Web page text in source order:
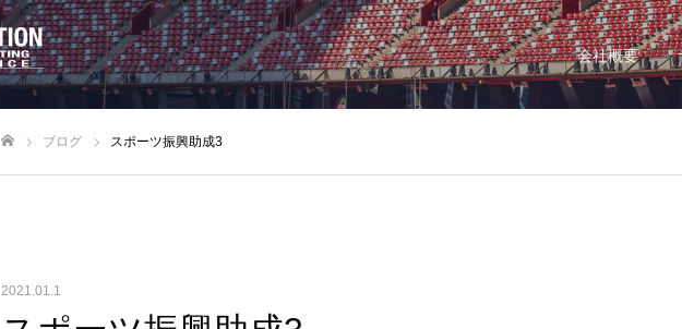
会社概要
ブログ スポーツ振興助成3
2021.01.1